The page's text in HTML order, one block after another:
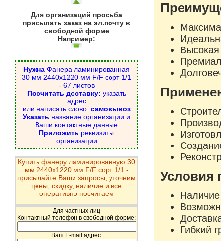
Для организаций просьба
присылать заказ на эл.почту в
свободной форме
Например:
Нужна Фанера ламинированная
30 мм 2440х1220 мм F/F сорт 1/1
- 67 листов
Посчитать доставку: указать
адрес
или написать слово: самовывоз
Указать название организации и
Ваши контактные данные
Приложить реквизиты
организации
Купить фанеру ламинированную 30
мм 2440х1220 мм F/F сорт 1/1 -
присылайте Ваши запросы, уточним
цены, скидку, наличие и все
оперативно посчитаем
Для частных лиц
Контактный телефон в свободной форме:
Ваш E-mail адрес:
Высокая
Условия
Гибкий